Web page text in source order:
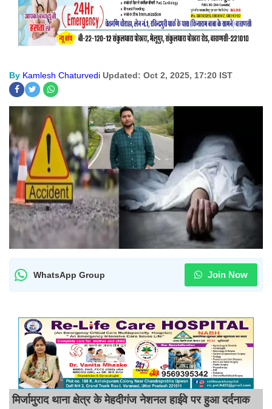
By Kamlesh Chaturvedi Updated: Oct 2, 2025, 17:20 IST
WhatsApp Group Join Now
मिर्जामुराद थाना क्षेत्र के मेहदीगंज नेशनल हाईवे पर हुआ दर्दनाक